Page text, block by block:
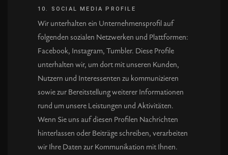
10. SOCIAL MEDIA PROFILE
Wir unterhalten ein Unternehmensprofil auf
folgenden sozialen Netzwerken und Plattformen:
Facebook, Instagram, Tumbler. Diese Profile
unterhalten wir, um dort mit unseren Kunden,
Nutzern und Interessenten zu kommunizieren
sowie zur Bereitstellung weiterer Informationen
rund um unsere Leistungen und Aktivitäten.
Wenn Sie uns auf diesen Profilen Nachrichten
hinterlassen oder Beiträge schreiben, verarbeiten
wir Ihre Daten zur Kommunikation mit Ihnen.